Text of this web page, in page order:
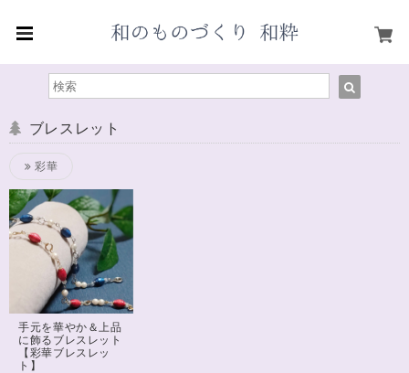
ブレスレット
彩華
手元を華やか＆上品
に飾るブレスレット
【彩華ブレスレッ
ト】